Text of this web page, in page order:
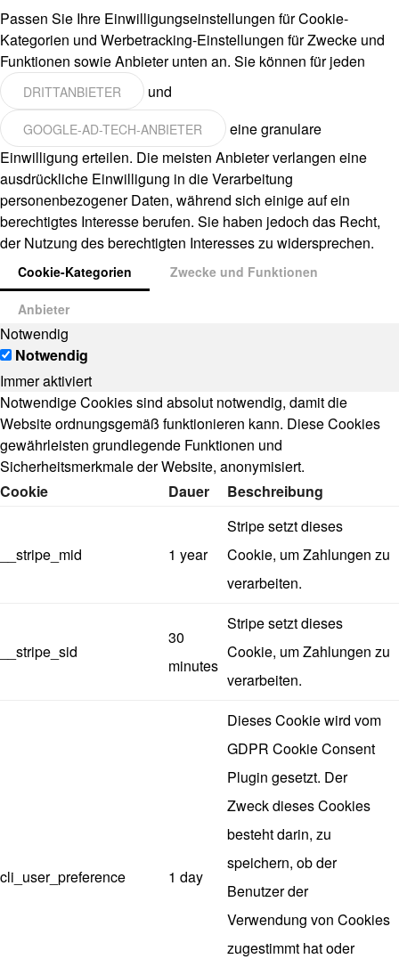
Passen Sie Ihre Einwilligungseinstellungen für Cookie-
Kategorien und Werbetracking-Einstellungen für Zwecke und
Funktionen sowie Anbieter unten an. Sie können für jeden
DRITTANBIETER und
GOOGLE-AD-TECH-ANBIETER
eine granulare
Einwilligung erteilen. Die meisten Anbieter verlangen eine
ausdrückliche Einwilligung in die Verarbeitung
personenbezogener Daten, während sich einige auf ein
berechtigtes Interesse berufen. Sie haben jedoch das Recht,
der Nutzung des berechtigten Interesses zu widersprechen.
Cookie-Kategorien Zwecke und Funktionen
Anbieter
Notwendig
Notwendig
Immer aktiviert
Notwendige Cookies sind absolut notwendig, damit die
Website ordnungsgemäß funktionieren kann. Diese Cookies
gewährleisten grundlegende Funktionen und
Sicherheitsmerkmale der Website, anonymisiert.
Cookie
Dauer Beschreibung
__stripe_mid 1 year
Stripe setzt dieses
Cookie, um Zahlungen zu
verarbeiten.
__stripe_sid
30
minutes
Stripe setzt dieses
Cookie, um Zahlungen zu
verarbeiten.
cli_user_preference 1 day
Dieses Cookie wird vom
GDPR Cookie Consent
Plugin gesetzt. Der
Zweck dieses Cookies
besteht darin, zu
speichern, ob der
Benutzer der
Verwendung von Cookies
zugestimmt hat oder